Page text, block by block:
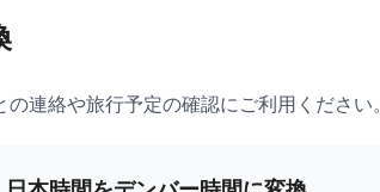
連絡や旅行予定の確認にご利用ください。